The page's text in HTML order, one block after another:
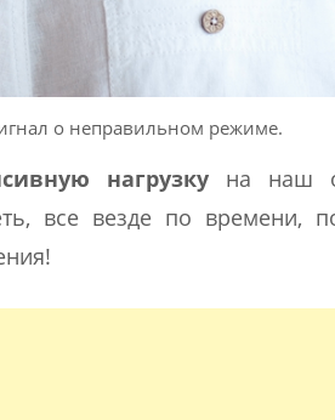
о неправильном режиме.
нагрузку на наш
все везде по времени,